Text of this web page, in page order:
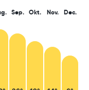
Sep. Okt. Nov. Dec.